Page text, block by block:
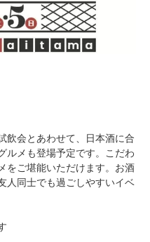
飲会とあわせて、日本酒に合
ルメも登場予定です。こだわ
をご堪能いただけます。お酒
人同士でも過ごしやすいイベ